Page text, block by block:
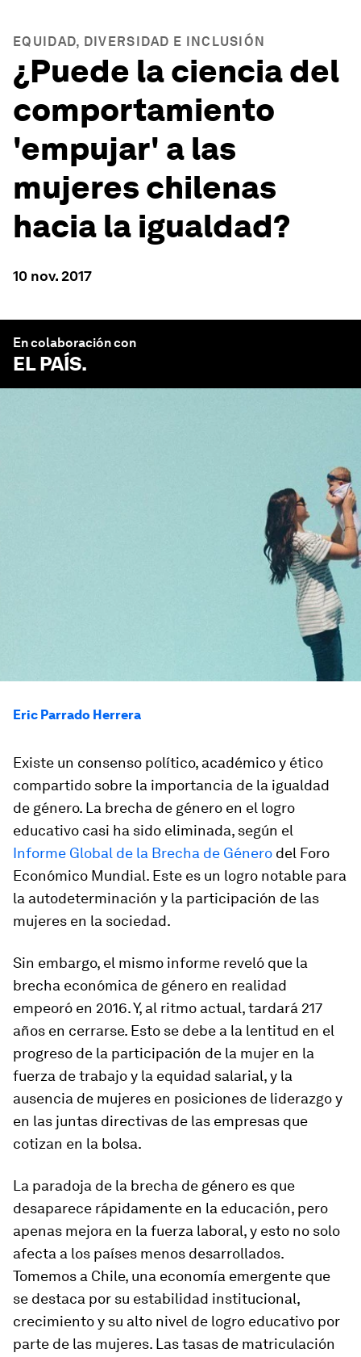
EQUIDAD, DIVERSIDAD E INCLUSIÓN
¿Puede la ciencia del
comportamiento
'empujar' a las
mujeres chilenas
hacia la igualdad?
10 nov. 2017
En colaboración con
EL PAÍS.
Eric Parrado Herrera
Existe un consenso político, académico y ético
compartido sobre la importancia de la igualdad
de género. La brecha de género en el logro
educativo casi ha sido eliminada, según el
Informe Global de la Brecha de Género del Foro
Económico Mundial. Este es un logro notable para
la autodeterminación y la participación de las
mujeres en la sociedad.
Sin embargo, el mismo informe reveló que la
brecha económica de género en realidad
empeoró en 2016. Y, al ritmo actual, tardará 217
años en cerrarse. Esto se debe a la lentitud en el
progreso de la participación de la mujer en la
fuerza de trabajo y la equidad salarial, y la
ausencia de mujeres en posiciones de liderazgo y
en las juntas directivas de las empresas que
cotizan en la bolsa.
La paradoja de la brecha de género es que
desaparece rápidamente en la educación, pero
apenas mejora en la fuerza laboral, y esto no solo
afecta a los países menos desarrollados.
Tomemos a Chile, una economía emergente que
se destaca por su estabilidad institucional,
crecimiento y su alto nivel de logro educativo por
parte de las mujeres. Las tasas de matriculación